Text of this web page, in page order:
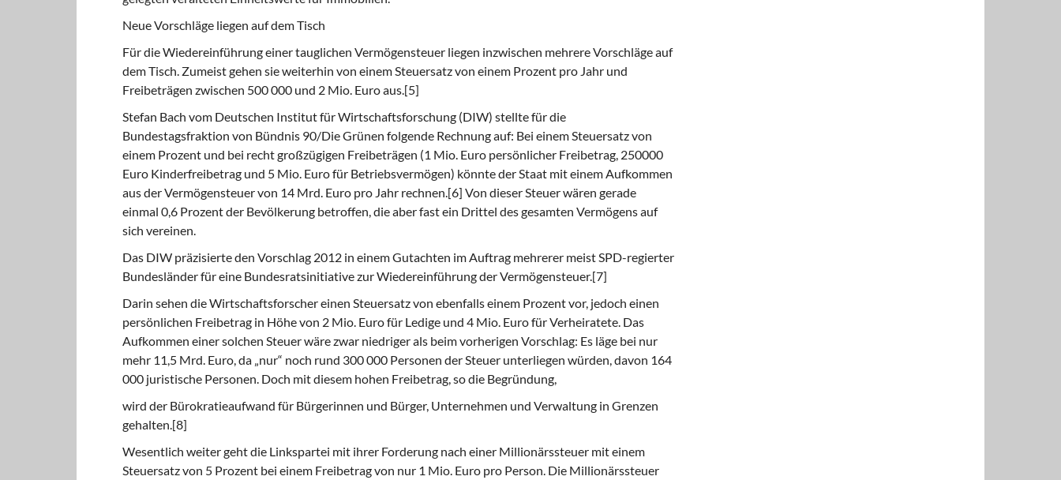
Neue Vorschläge liegen auf dem Tisch
Für die Wiedereinführung einer tauglichen Vermögensteuer liegen inzwischen mehrere Vorschläge auf
dem Tisch. Zumeist gehen sie weiterhin von einem Steuersatz von einem Prozent pro Jahr und
Freibeträgen zwischen 500 000 und 2 Mio. Euro aus.[5]
Stefan Bach vom Deutschen Institut für Wirtschaftsforschung (DIW) stellte für die
Bundestagsfraktion von Bündnis 90/Die Grünen folgende Rechnung auf: Bei einem Steuersatz von
einem Prozent und bei recht großzügigen Freibeträgen (1 Mio. Euro persönlicher Freibetrag, 250000
Euro Kinderfreibetrag und 5 Mio. Euro für Betriebsvermögen) könnte der Staat mit einem Aufkommen
aus der Vermögensteuer von 14 Mrd. Euro pro Jahr rechnen.[6] Von dieser Steuer wären gerade
einmal 0,6 Prozent der Bevölkerung betroffen, die aber fast ein Drittel des gesamten Vermögens auf
sich vereinen.
Das DIW präzisierte den Vorschlag 2012 in einem Gutachten im Auftrag mehrerer meist SPD-regierter
Bundesländer für eine Bundesratsinitiative zur Wiedereinführung der Vermögensteuer.[7]
Darin sehen die Wirtschaftsforscher einen Steuersatz von ebenfalls einem Prozent vor, jedoch einen
persönlichen Freibetrag in Höhe von 2 Mio. Euro für Ledige und 4 Mio. Euro für Verheiratete. Das
Aufkommen einer solchen Steuer wäre zwar niedriger als beim vorherigen Vorschlag: Es läge bei nur
mehr 11,5 Mrd. Euro, da „nur“ noch rund 300 000 Personen der Steuer unterliegen würden, davon 164
000 juristische Personen. Doch mit diesem hohen Freibetrag, so die Begründung,
wird der Bürokratieaufwand für Bürgerinnen und Bürger, Unternehmen und Verwaltung in Grenzen
gehalten.[8]
Wesentlich weiter geht die Linkspartei mit ihrer Forderung nach einer Millionärssteuer mit einem
Steuersatz von 5 Prozent bei einem Freibetrag von nur 1 Mio. Euro pro Person. Die Millionärssteuer